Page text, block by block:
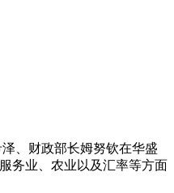
、财政部长姆努钦在华盛
务业、农业以及汇率等方面